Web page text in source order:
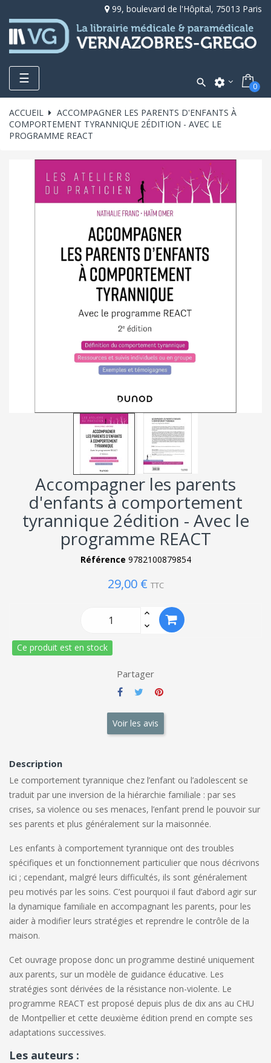
99, boulevard de l'Hôpital, 75013 Paris
Toggle
navigation
☰  settings 0
ACCUEIL
ACCOMPAGNER LES PARENTS D'ENFANTS À
COMPORTEMENT TYRANNIQUE 2ÉDITION - AVEC LE
PROGRAMME REACT
Accompagner les parents
d'enfants à comportement
tyrannique 2édition - Avec le
programme REACT
Référence 9782100879854
29,00 € TTC
Ce produit est en stock
Partager
Voir les avis
Description
Le comportement tyrannique chez l’enfant ou l’adolescent se
traduit par une inversion de la hiérarchie familiale : par ses
crises, sa violence ou ses menaces, l’enfant prend le pouvoir sur
ses parents et plus généralement sur la maisonnée.
Les enfants à comportement tyrannique ont des troubles
spécifiques et un fonctionnement particulier que nous décrivons
ici ; cependant, malgré leurs difficultés, ils sont généralement
peu motivés par les soins. C’est pourquoi il faut d’abord agir sur
la dynamique familiale en accompagnant les parents, pour les
aider à modifier leurs stratégies et reprendre le contrôle de la
maison.
Cet ouvrage propose donc un programme destiné uniquement
aux parents, sur un modèle de guidance éducative. Les
stratégies sont dérivées de la résistance non-violente. Le
programme REACT est proposé depuis plus de dix ans au CHU
de Montpellier et cette deuxième édition prend en compte ses
adaptations successives.
Les auteurs :